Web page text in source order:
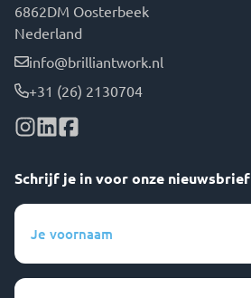
6862DM Oosterbeek
Nederland
info@brilliantwork.nl
+31 (26) 2130704
Schrijf je in voor onze nieuwsbrief
Je
voornaam
(Vereist)
Je